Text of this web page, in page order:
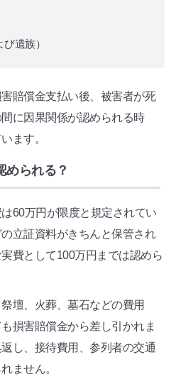
遺族）
賠償金支払い後、被害者が死
に因果関係が認められる時
ます。
められる？
60万円が限度と規定されてい
立証資料がきちんと保管され
費として100万円までは認めら
壇、火葬、墓石などの費用
損害賠償金から差し引かれま
し、接待費用、参列者の交通
ません。